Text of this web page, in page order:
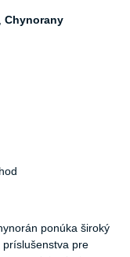
Chynorany
ponúka široký
príslušenstva pre